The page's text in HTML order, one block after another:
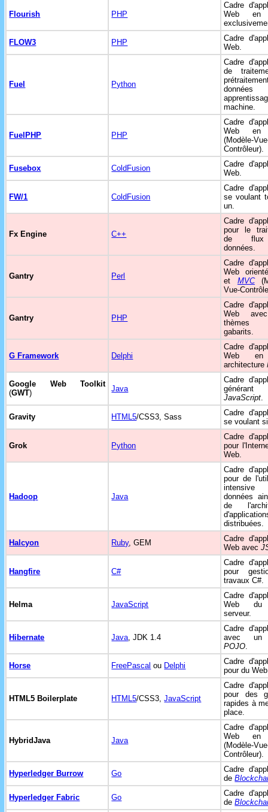
Flourish PHP
Cadre
Web
FLOW3 PHP
Cadre
Web.
Fuel Python
Cadre
de
machine.
FuelPHP PHP
Cadre
Web
(Modèle-
Contrôleur).
Fusebox ColdFusion
Cadre
Web.
FW/1 ColdFusion
Cadre
se voulant
un.
Fx Engine C++
Cadre
pour le
de
données.
Gantry Perl
Cadre
Web
et MVC
Vue-
Gantry PHP
Cadre
Web
gabarits.
G Framework Delphi
Cadre
Web
architecture
Google Web Toolkit
(GWT) Java
Cadre
JavaScript.
Gravity HTML5/CSS3, Sass
Cadre
se voulant
Grok Python
Cadre
pour
Web.
Hadoop Java
Cadre
pour de
données
de
distribuées.
Halcyon Ruby, GEM
Cadre
Web avec
Hangfire C#
Cadre
pour
travaux C#.
Helma JavaScript
Cadre
Web du
serveur.
Hibernate Java, JDK 1.4
Cadre
avec un
POJO.
Horse FreePascal ou Delphi
Cadre
pour du
HTML5 Boilerplate HTML5/CSS3,JavaScript
Cadre
pour des
rapides à
place.
HybridJava Java
Cadre
Web
(Modèle-
Contrôleur).
Hyperledger Burrow Go
Cadre
de
Hyperledger Fabric Go
Cadre
de